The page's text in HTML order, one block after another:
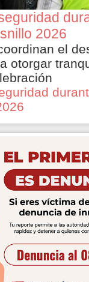
2026
el
otorgar